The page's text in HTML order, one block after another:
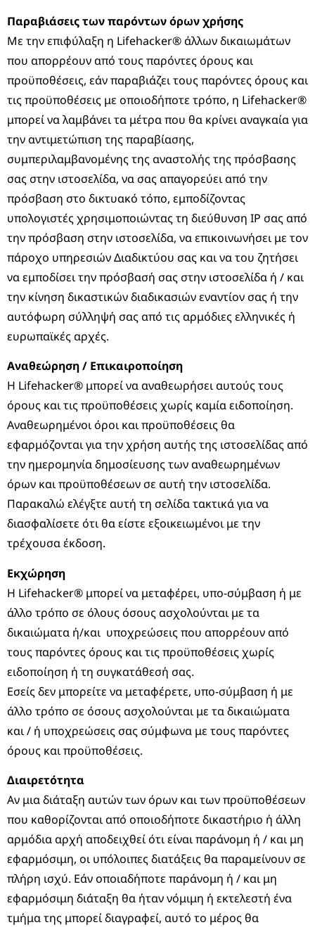
Παραβιάσεις των παρόντων όρων χρήσης
Με την επιφύλαξη η Lifehacker® άλλων δικαιωμάτων
που απορρέουν από τους παρόντες όρους και
προϋποθέσεις, εάν παραβιάζει τους παρόντες όρους και
τις προϋποθέσεις με οποιοδήποτε τρόπο, η Lifehacker®
μπορεί να λαμβάνει τα μέτρα που θα κρίνει αναγκαία για
την αντιμετώπιση της παραβίασης,
συμπεριλαμβανομένης της αναστολής της πρόσβασης
σας στην ιστοσελίδα, να σας απαγορεύει από την
πρόσβαση στο δικτυακό τόπο, εμποδίζοντας
υπολογιστές χρησιμοποιώντας τη διεύθυνση IP σας από
την πρόσβαση στην ιστοσελίδα, να επικοινωνήσει με τον
πάροχο υπηρεσιών Διαδικτύου σας και να του ζητήσει
να εμποδίσει την πρόσβασή σας στην ιστοσελίδα ή / και
την κίνηση δικαστικών διαδικασιών εναντίον σας ή την
αυτόφωρη σύλληψή σας από τις αρμόδιες ελληνικές ή
ευρωπαϊκές αρχές.
Αναθεώρηση / Επικαιροποίηση
Η Lifehacker® μπορεί να αναθεωρήσει αυτούς τους
όρους και τις προϋποθέσεις χωρίς καμία ειδοποίηση.
Αναθεωρημένοι όροι και προϋποθέσεις θα
εφαρμόζονται για την χρήση αυτής της ιστοσελίδας από
την ημερομηνία δημοσίευσης των αναθεωρημένων
όρων και προϋποθέσεων σε αυτή την ιστοσελίδα.
Παρακαλώ ελέγξτε αυτή τη σελίδα τακτικά για να
διασφαλίσετε ότι θα είστε εξοικειωμένοι με την
τρέχουσα έκδοση.
Εκχώρηση
Η Lifehacker® μπορεί να μεταφέρει, υπο-σύμβαση ή με
άλλο τρόπο σε όλους όσους ασχολούνται με τα
δικαιώματα ή/και υποχρεώσεις που απορρέουν από
τους παρόντες όρους και τις προϋποθέσεις χωρίς
ειδοποίηση ή τη συγκατάθεσή σας.
Εσείς δεν μπορείτε να μεταφέρετε, υπο-σύμβαση ή με
άλλο τρόπο σε όσους ασχολούνται με τα δικαιώματα
και / ή υποχρεώσεις σας σύμφωνα με τους παρόντες
όρους και προϋποθέσεις.
Διαιρετότητα
Αν μια διάταξη αυτών των όρων και των προϋποθέσεων
που καθορίζονται από οποιοδήποτε δικαστήριο ή άλλη
αρμόδια αρχή αποδειχθεί ότι είναι παράνομη ή / και μη
εφαρμόσιμη, οι υπόλοιπες διατάξεις θα παραμείνουν σε
πλήρη ισχύ. Εάν οποιαδήποτε παράνομη ή / και μη
εφαρμόσιμη διάταξη θα ήταν νόμιμη ή εκτελεστή ένα
τμήμα της μπορεί διαγραφεί, αυτό το μέρος θα